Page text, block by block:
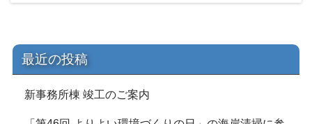
最近の投稿
新事務所棟 竣工のご案内